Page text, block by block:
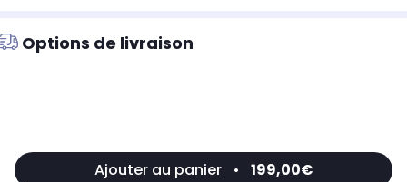
Options de livraison
Ajouter au panier • 199,00€